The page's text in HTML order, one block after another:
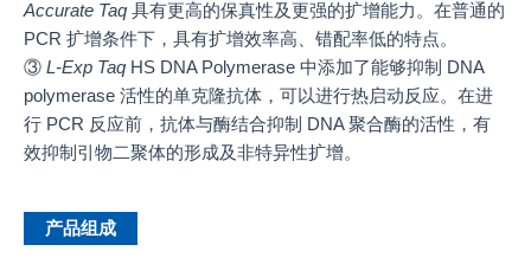
Accurate Taq 具有更高的保真性及更强的扩增能力。在普通的
PCR 扩增条件下，具有扩增效率高、错配率低的特点。
③ L-Exp Taq HS DNA Polymerase 中添加了能够抑制 DNA
polymerase 活性的单克隆抗体，可以进行热启动反应。在进
行 PCR 反应前，抗体与酶结合抑制 DNA 聚合酶的活性，有
效抑制引物二聚体的形成及非特异性扩增。
产品组成